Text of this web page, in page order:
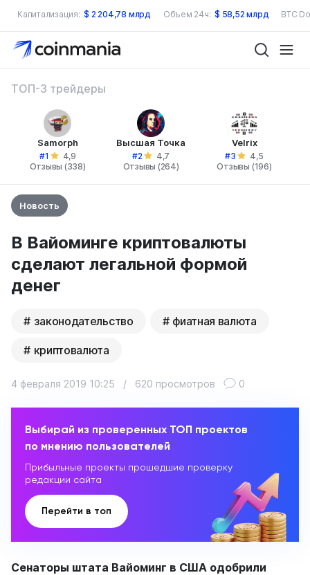
Капитализация: $ 2 204,78 млрд Объем 24ч: $ 58,52 млрд BTC
ТОП-3 трейдеры
Samorph
#1
4,9
Отзывы (338)
Высшая Точка
#2
4,7
Отзывы (264)
Velrix
#3
4,5
Отзывы (196)
Новость
В Вайоминге криптовалюты
сделают легальной формой
денег
законодательство фиатная валюта
криптовалюта
4 февраля 2019 10:25 / 620 просмотров 0
Выбирай из проверенных ТОП проектов
по мнению пользователей
Прибыльные проекты прошедшие проверку
редакции сайта
Перейти в топ
Сенаторы штата Вайоминг в США одобрили